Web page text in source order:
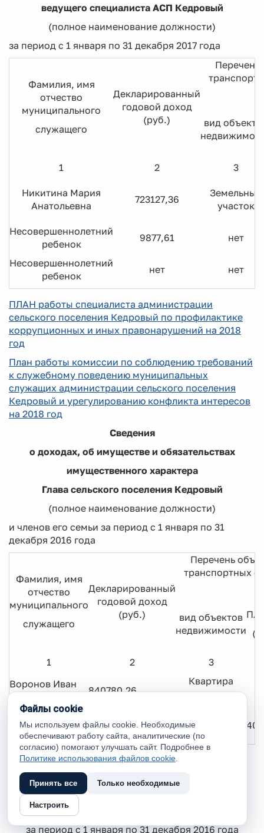
ведущего специалиста АСП Кедровый
(полное наименование должности)
за период с 1 января по 31 декабря 2017 года
Фамилия, имя
отчество
муниципального
служащего
Декларированный
годовой доход
(руб.)
Перечень
вид
1 2 3
Никитина Мария
Анатольевна
723127,36
Земельный
участок
Несовершеннолетний
ребенок
9877,61 нет
Несовершеннолетний
ребенок
нет нет
ПЛАН работы специалиста администрации
сельского поселения Кедровый по профилактике
коррупционных и иных правонарушений на 2018
год
План работы комиссии по соблюдению требований
к служебному поведению муниципальных
служащих администрации сельского поселения
Кедровый и урегулированию конфликта интересов
на 2018 год
Сведения
о доходах, об имуществе и обязательствах
имущественного характера
Глава сельского поселения Кедровый
(полное наименование должности)
и членов его семьи за период с 1 января по 31
декабря 2016 года
Фамилия, имя
отчество
муниципального
служащего
Декларированный
годовой доход
(руб.)
Перечень
транспортных
вид объектов
недвижимости
1 2
3
Воронов Иван
Георгиевич
840780,26
Квартира
Супруга 419191,92
доли
40
Сведения
о доходах, расходах, об имуществе и
обязательствах имущественного характера
Главы сельского поселения Кедровый
за период с 1 января по 31 декабря 2016 года
Файлы cookie
Мы используем файлы cookie. Необходимые
обеспечивают работу сайта, аналитические (по
согласию) помогают улучшать сайт. Подробнее в
Политике использования файлов cookie
Принять все Только необходимые
Настроить